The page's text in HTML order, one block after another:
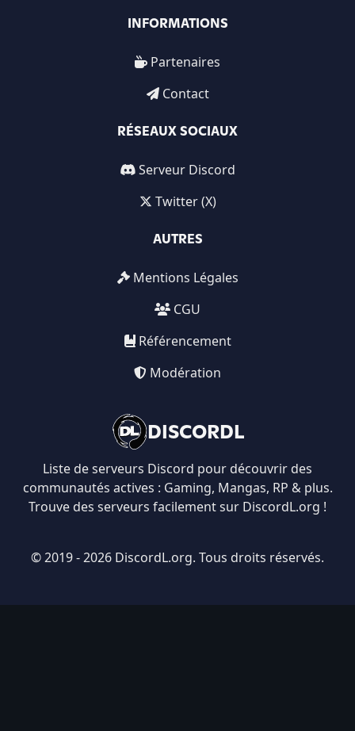
DISCORDL
Liste de serveurs Discord pour découvrir des
communautés actives : Gaming, Mangas, RP & plus.
Trouve des serveurs facilement sur DiscordL.org !
INFORMATIONS
Partenaires
Contact
RÉSEAUX SOCIAUX
Serveur Discord
Twitter (X)
AUTRES
Mentions Légales
CGU
Référencement
Modération
© 2019 - 2026 DiscordL.org. Tous droits réservés.